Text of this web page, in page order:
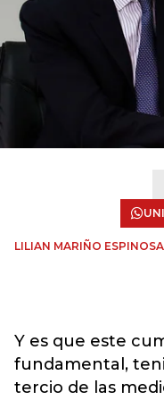
LILIAN MARIÑO ESPINOSA
Y es que este
fundamental,
tercio de las